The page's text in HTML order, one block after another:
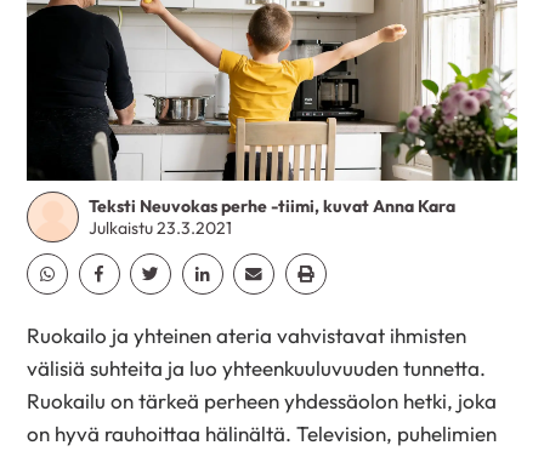
Teksti Neuvokas perhe -tiimi, kuvat Anna Kara
Julkaistu 23.3.2021
Jaa Whatsapp
Jaa Facebook
Jaa TwitterJaa Linkedin
Jaa EmailJaa Print
Ruokailo ja yhteinen ateria vahvistavat ihmisten
välisiä suhteita ja luo yhteenkuuluvuuden tunnetta.
Ruokailu on tärkeä perheen yhdessäolon hetki, joka
on hyvä rauhoittaa hälinältä. Television, puhelimien